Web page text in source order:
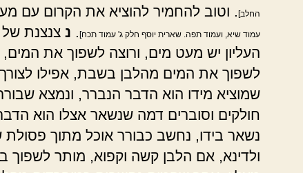
החלב] . וטוב להחמיר להוציא את הקרום עם
עמוד שיא, ועמוד תפה. שארית יוסף חלק ג' עמוד תכח] נ צנצנת
העליון יש מעט מים, ורוצה לשפוך את
לשפוך את המים מהלבן בשבת, אפילו
שמוציא מידו הוא הדבר הנברר, ונמצא
חולקים וסוברים דמה שנשאר אצלו הוא
נשאר בידו, נחשב כבורר אוכל מתוך פסולת
ולדינא, אם הלבן קשה וקפוא, מותר